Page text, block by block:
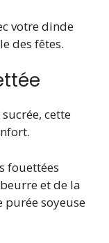
votre dinde
des fêtes.
cette
fouettées
et de la
soyeuse